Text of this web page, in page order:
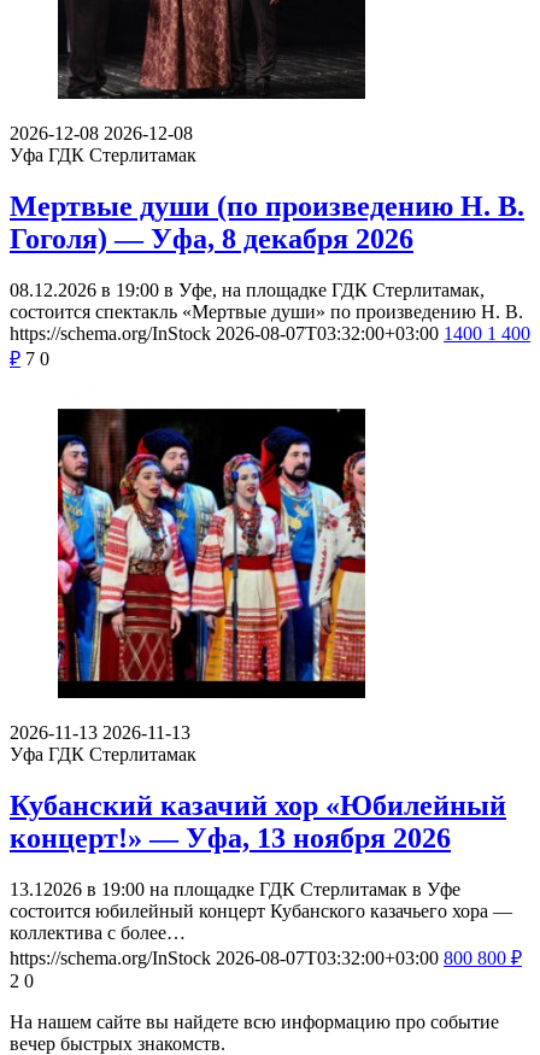
2026-12-08 2026-12-08
Уфа ГДК Стерлитамак
Мертвые души (по произведению Н. В.
Гоголя) — Уфа, 8 декабря 2026
08.12.2026 в 19:00 в Уфе, на площадке ГДК Стерлитамак,
состоится спектакль «Мертвые души» по произведению Н. В.
https://schema.org/InStock 2026-08-07T03:32:00+03:00 1400 1 400
₽ 7 0
2026-11-13 2026-11-13
Уфа ГДК Стерлитамак
Кубанский казачий хор «Юбилейный
концерт!» — Уфа, 13 ноября 2026
13.12026 в 19:00 на площадке ГДК Стерлитамак в Уфе
состоится юбилейный концерт Кубанского казачьего хора —
коллектива с более…
https://schema.org/InStock 2026-08-07T03:32:00+03:00 800 800 ₽
2 0
На нашем сайте вы найдете всю информацию про событие
вечер быстрых знакомств.